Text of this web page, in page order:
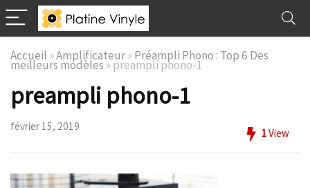
Accueil »Amplificateur»Préampli Phono : Top 6 Des
meilleurs modèles » preampli phono-1
preampli phono-1
février 15, 2019
1View